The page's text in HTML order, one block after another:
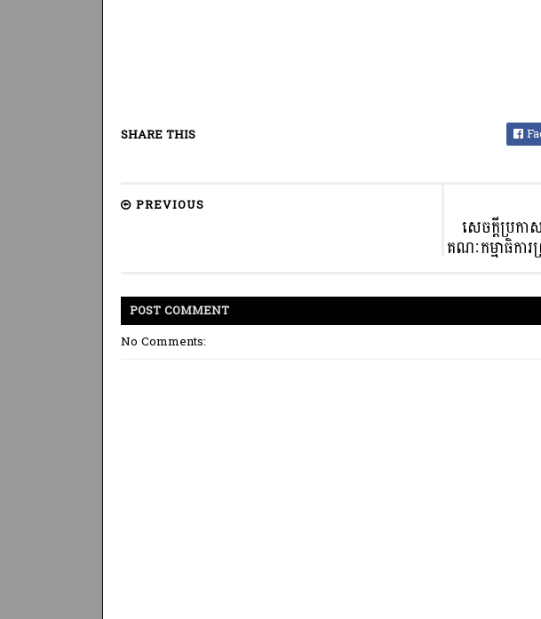
SHARE THIS
សេចក្ដីប្រក
គណៈកម្មាធិកា
PREVIOUS
POSTCOMMENT
No Comments: